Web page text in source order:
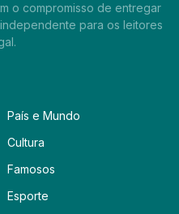
o compromisso de entregar
para os leitores
País e Mundo
Cultura
Famosos
Esporte